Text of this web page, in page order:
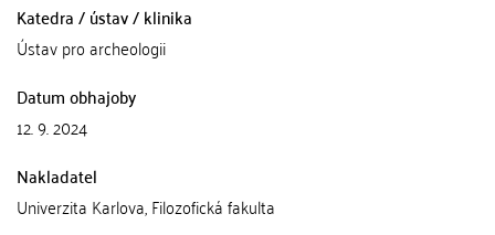
Katedra / ústav / klinika
Ústav pro archeologii
Datum obhajoby
12. 9. 2024
Nakladatel
Univerzita Karlova, Filozofická fakulta